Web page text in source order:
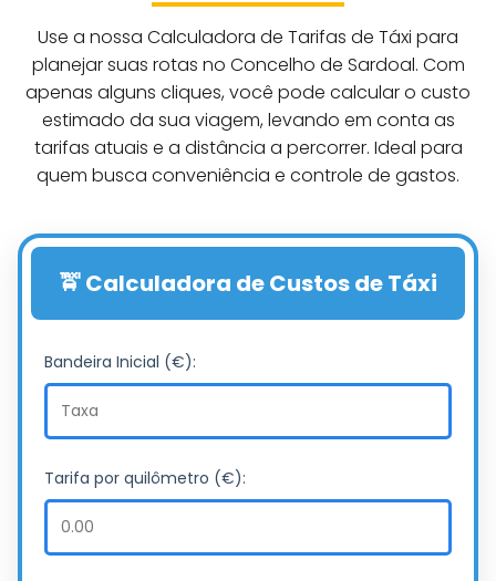
Use a nossa Calculadora de Tarifas de Táxi para
planejar suas rotas no Concelho de Sardoal. Com
apenas alguns cliques, você pode calcular o custo
estimado da sua viagem, levando em conta as
tarifas atuais e a distância a percorrer. Ideal para
quem busca conveniência e controle de gastos.
🚖 Calculadora de Custos de Táxi
Bandeira Inicial (€):
Tarifa por quilômetro (€):